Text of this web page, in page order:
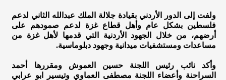
ولفت إلى الدور الأردني بقيادة جلالة الملك عبدالله الثاني لدعم
فلسطين بشكل عام وأهل قطاع غزة لدعم صمودهم على
أرضهم، من خلال الجهود الأردنية التي قدمها لأهل غزة من
مساعدات ومستشفيات ميدانية وجهود دبلوماسية.
وأكد نائب رئيس اللجنة حسين العموش ومقررها أحمد
السراحنة وأعضاء اللجنة مصطفى العماوي وتيسير ابو عرابي